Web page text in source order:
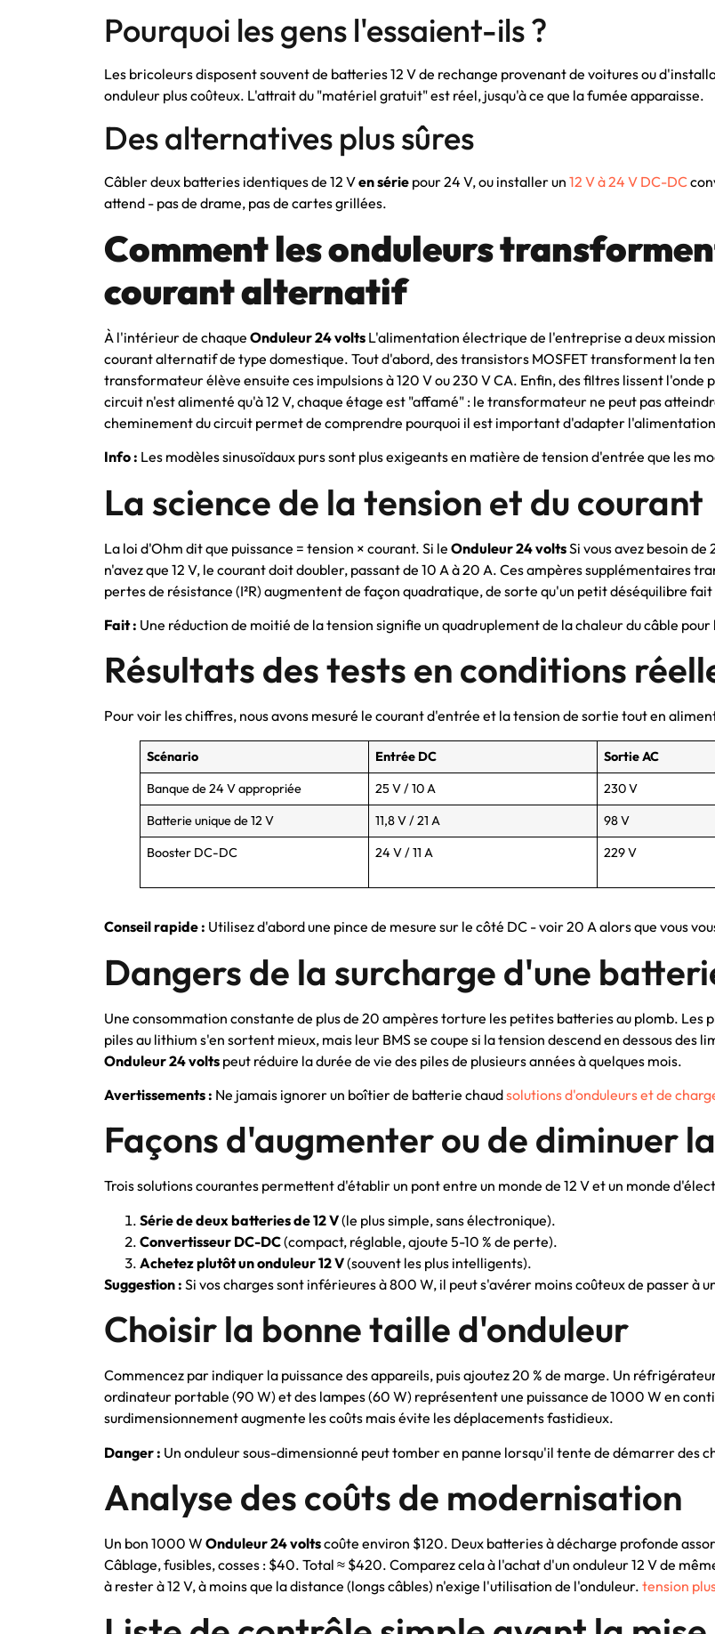
Pourquoi les gens l'essaient-ils ?
Les bricoleurs disposent souvent de batteries 12 V de rechange provenant de voitures ou
onduleur plus coûteux. L'attrait du "matériel gratuit" est réel, jusqu'à ce que la fumée apparaisse.
Des alternatives plus sûres
Câbler deux batteries identiques de 12 Ven série pour 24 V, ou installer un 12 V à 24 V DC-DC
attend - pas de drame, pas de cartes grillées.
Comment les onduleurs
courant alternatif
À l'intérieur de chaque Onduleur 24 volts L'alimentation électrique de l'entreprise a deux
courant alternatif de type domestique. Tout d'abord, des transistors MOSFET transforment la
transformateur élève ensuite ces impulsions à 120 V ou 230 V CA. Enfin, des filtres lissent
circuit n'est alimenté qu'à 12 V, chaque étage est "affamé" : le transformateur ne peut pas
cheminement du circuit permet de comprendre pourquoi il est important d'adapter
Info : Les modèles sinusoïdaux purs sont plus exigeants en matière de tension d'entrée que les
La science de la tension et du courant
La loi d'Ohm dit que puissance = tension × courant. Si le Onduleur 24 voltsSi vous avez besoin
n'avez que 12 V, le courant doit doubler, passant de 10 A à 20 A. Ces ampères supplémentaires
pertes de résistance (I²R) augmentent de façon quadratique, de sorte qu'un petit déséquilibre
Fait : Une réduction de moitié de la tension signifie un quadruplement de la chaleur du câble
Résultats des tests en conditions
Pour voir les chiffres, nous avons mesuré le courant d'entrée et la tension de sortie tout en
Scénario Entrée DC Sortie AC
Banque de 24 V appropriée
25 V / 10 A 230 V
Batterie unique de 12 V
11,8 V / 21 A 98 V
Booster DC-DC
24 V / 11 A 229 V
Conseil rapide : Utilisez d'abord une pince de mesure sur le côté DC - voir 20 A alors que vous
Dangers de la surcharge d'une
Une consommation constante de plus de 20 ampères torture les petites batteries au plomb. Les
piles au lithium s'en sortent mieux, mais leur BMS se coupe si la tension descend en dessous
Onduleur 24 volts peut réduire la durée de vie des piles de plusieurs années à quelques mois.
Avertissements : Ne jamais ignorer un boîtier de batterie chaudsolutions d'onduleurs et de
Façons d'augmenter ou de diminuer
Trois solutions courantes permettent d'établir un pont entre un monde de 12 V et un monde
Série de deux batteries de 12 V(le plus simple, sans électronique).
Convertisseur DC-DC(compact, réglable, ajoute 5-10 % de perte).
Achetez plutôt un onduleur 12 V(souvent les plus intelligents).
Suggestion : Si vos charges sont inférieures à 800 W, il peut s'avérer moins coûteux de passer à
Choisir la bonne taille d'onduleur
Commencez par indiquer la puissance des appareils, puis ajoutez 20 % de marge. Un
ordinateur portable (90 W) et des lampes (60 W) représentent une puissance de 1000 W en
surdimensionnement augmente les coûts mais évite les déplacements fastidieux.
Danger : Un onduleur sous-dimensionné peut tomber en panne lorsqu'il tente de démarrer des
Analyse des coûts de modernisation
Un bon 1000 W Onduleur 24 voltscoûte environ $120. Deux batteries à décharge profonde
Câblage, fusibles, cosses : $40. Total ≈ $420. Comparez cela à l'achat d'un onduleur 12 V de
à rester à 12 V, à moins que la distance (longs câbles) n'exige l'utilisation de l'onduleur. tension